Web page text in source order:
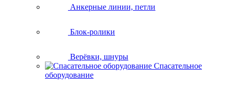
Анкерные линии, петли
Блок-ролики
Верёвки, шнуры
Спасательное
оборудование